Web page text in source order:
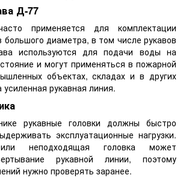
Д-77
применяется для комплектации
большого диаметра, в том числе рукавов
используются для подачи воды на
и могут применяться в пожарной
объектах, складах и в других
рукавная линия.
рукавные головки должны быстро
эксплуатационные нагрузки.
неподходящая головка может
рукавной линии, поэтому
нужно проверять заранее.